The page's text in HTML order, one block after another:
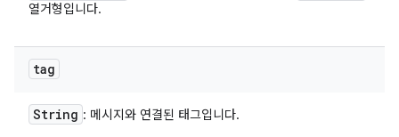
열거형입니다.
tag
String : 메시지와 연결된 태그입니다.